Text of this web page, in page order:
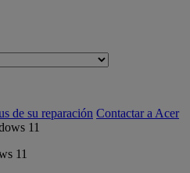
de su reparación Contactar a Acer
11